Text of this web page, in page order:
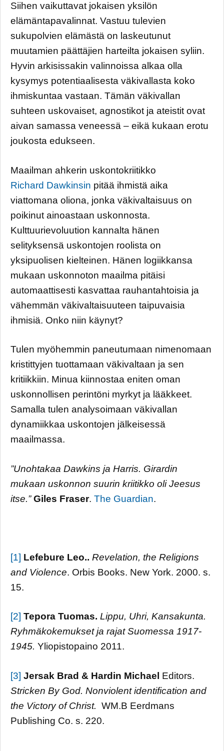
Siihen vaikuttavat jokaisen yksilön
elämäntapavalinnat. Vastuu tulevien
sukupolvien elämästä on laskeutunut
muutamien päättäjien harteilta jokaisen syliin.
Hyvin arkisissakin valinnoissa alkaa olla
kysymys potentiaalisesta väkivallasta koko
ihmiskuntaa vastaan. Tämän väkivallan
suhteen uskovaiset, agnostikot ja ateistit ovat
aivan samassa veneessä – eikä kukaan erotu
joukosta edukseen.
Maailman ahkerin uskontokriitikko
Richard Dawkinsin pitää ihmistä aika
viattomana oliona, jonka väkivaltaisuus on
poikinut ainoastaan uskonnosta.
Kulttuurievoluution kannalta hänen
selityksensä uskontojen roolista on
yksipuolisen kielteinen. Hänen logiikkansa
mukaan uskonnoton maailma pitäisi
automaattisesti kasvattaa rauhantahtoisia ja
vähemmän väkivaltaisuuteen taipuvaisia
ihmisiä. Onko niin käynyt?
Tulen myöhemmin paneutumaan nimenomaan
kristittyjen tuottamaan väkivaltaan ja sen
kritiikkiin. Minua kiinnostaa eniten oman
uskonnollisen perintöni myrkyt ja lääkkeet.
Samalla tulen analysoimaan väkivallan
dynamiikkaa uskontojen jälkeisessä
maailmassa.
”Unohtakaa Dawkins ja Harris. Girardin
mukaan uskonnon suurin kriitikko oli Jeesus
itse.” Giles Fraser. The Guardian.
[1] Lefebure Leo.. Revelation, the Religions
and Violence. Orbis Books. New York. 2000. s.
15.
[2] Tepora Tuomas. Lippu, Uhri, Kansakunta.
Ryhmäkokemukset ja rajat Suomessa 1917-
1945. Yliopistopaino 2011.
[3] Jersak Brad & Hardin Michael Editors.
Stricken By God. Nonviolent identification and
the Victory of Christ. WM.B Eerdmans
Publishing Co. s. 220.